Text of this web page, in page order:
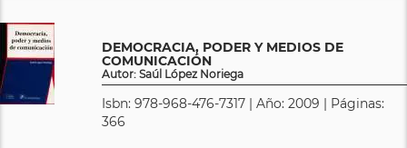
DEMOCRACIA, PODER Y MEDIOS DE
COMUNICACIÓN
Autor: Saúl López Noriega
Isbn: 978-968-476-7317 | Año: 2009 | Páginas:
366